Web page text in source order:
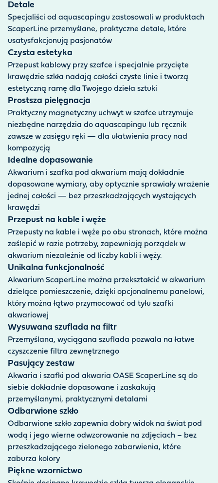
delikatną, półprzezroczystą ramę.
Detale
Specjaliści od aquascapingu zastosowali w produktach
ScaperLine przemyślane, praktyczne detale, które
usatysfakcjonują pasjonatów
Czysta estetyka
Przepust kablowy przy szafce i specjalnie przycięte
krawędzie szkła nadają całości czyste linie i tworzą
estetyczną ramę dla Twojego dzieła sztuki
Prostsza pielęgnacja
Praktyczny magnetyczny uchwyt w szafce utrzymuje
niezbędne narzędzia do aquascapingu lub ręcznik
zawsze w zasięgu ręki — dla ułatwienia pracy nad
kompozycją
Idealne dopasowanie
Akwarium i szafka pod akwarium mają dokładnie
dopasowane wymiary, aby optycznie sprawiały wrażenie
jednej całości — bez przeszkadzających wystających
krawędzi
Przepust na kable i węże
Przepusty na kable i węże po obu stronach, które można
zaślepić w razie potrzeby, zapewniają porządek w
akwarium niezależnie od liczby kabli i węży.
Unikalna funkcjonalność
Akwarium ScaperLine można przekształcić w akwarium
dzielące pomieszczenie, dzięki opcjonalnemu panelowi,
który można łątwo przymocować od tyłu szafki
akwariowej
Wysuwana szuflada na filtr
Przemyślana, wyciągana szuflada pozwala na łatwe
czyszczenie filtra zewnętrznego
Pasujący zestaw
Akwaria i szafki pod akwaria OASE ScaperLine są do
siebie dokładnie dopasowane i zaskakują
przemyślanymi, praktycznymi detalami
Odbarwione szkło
Odbarwione szkło zapewnia dobry widok na świat pod
wodą i jego wierne odwzorowanie na zdjęciach – bez
przeszkadzającego zielonego zabarwienia, które
zaburza kolory
Piękne wzornictwo